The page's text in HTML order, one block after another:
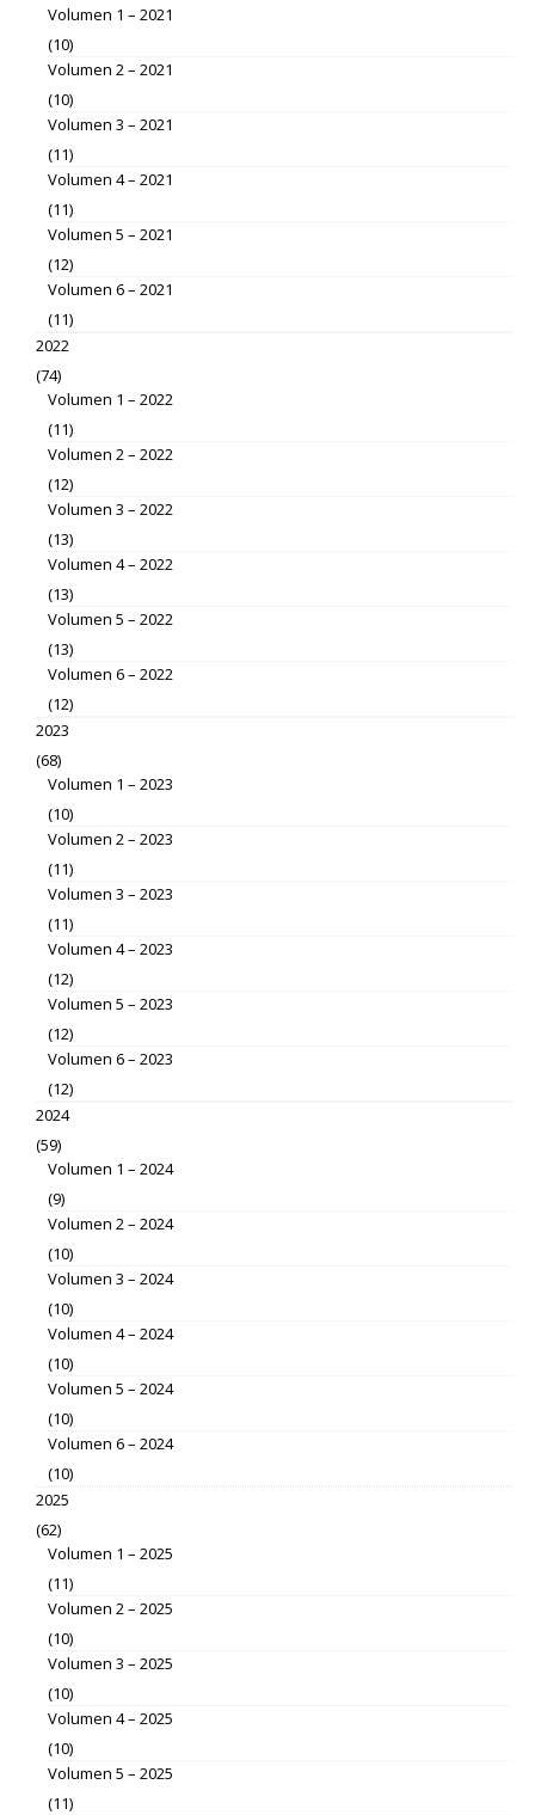
Volumen 1 – 2021
(10)
Volumen 2 – 2021
(10)
Volumen 3 – 2021
(11)
Volumen 4 – 2021
(11)
Volumen 5 – 2021
(12)
Volumen 6 – 2021
(11)
2022
(74)
Volumen 1 – 2022
(11)
Volumen 2 – 2022
(12)
Volumen 3 – 2022
(13)
Volumen 4 – 2022
(13)
Volumen 5 – 2022
(13)
Volumen 6 – 2022
(12)
2023
(68)
Volumen 1 – 2023
(10)
Volumen 2 – 2023
(11)
Volumen 3 – 2023
(11)
Volumen 4 – 2023
(12)
Volumen 5 – 2023
(12)
Volumen 6 – 2023
(12)
2024
(59)
Volumen 1 – 2024
(9)
Volumen 2 – 2024
(10)
Volumen 3 – 2024
(10)
Volumen 4 – 2024
(10)
Volumen 5 – 2024
(10)
Volumen 6 – 2024
(10)
2025
(62)
Volumen 1 – 2025
(11)
Volumen 2 – 2025
(10)
Volumen 3 – 2025
(10)
Volumen 4 – 2025
(10)
Volumen 5 – 2025
(11)